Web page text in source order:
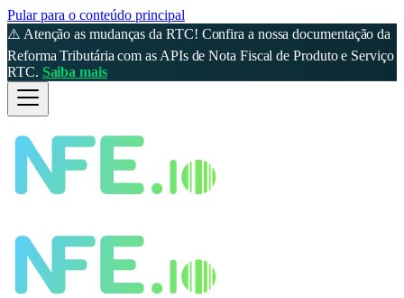
Pular para o conteúdo principal
⚠️ Atenção as mudanças da RTC! Confira a nossa documentação da
Reforma Tributária com as APIs de Nota Fiscal de Produto e Serviço
RTC. Saiba mais